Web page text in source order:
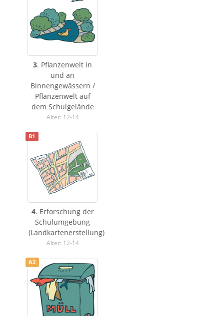
3. Pflanzenwelt in
und an
Binnengewässern /
Pflanzenwelt auf
dem Schulgelände
Alter: 12-14
4. Erforschung der
Schulumgebung
(Landkartenerstellung)
Alter: 12-14
B1
A2